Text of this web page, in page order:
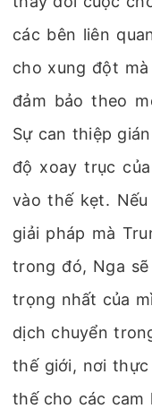
các bên liên
cho xung đột
đảm bảo theo
Sự can thiệp
độ xoay trục
vào thế kẹt.
giải pháp mà
trong đó, Nga
trọng nhất của
dịch chuyển
thế giới, nơi
thế cho các cam